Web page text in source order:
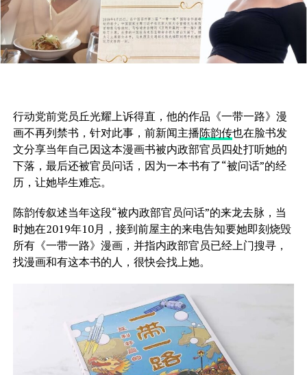
行动党前党员丘光耀上诉得直，他的作品《一带一路》漫
画不再列禁书，针对此事，前新闻主播陈韵传也在脸书发
文分享当年自己因这本漫画书被内政部官员四处打听她的
下落，最后还被官员问话，因为一本书有了“被问话”的经
历，让她毕生难忘。
陈韵传叙述当年这段“被内政部官员问话”的来龙去脉，当
时她在2019年10月，接到前屋主的来电告知要她即刻烧毁
所有《一带一路》漫画，并指内政部官员已经上门搜寻，
找漫画和有这本书的人，很快会找上她。